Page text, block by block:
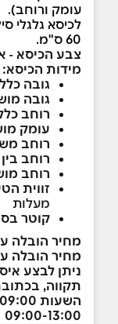
עומק ורוחב).
לכיסא גלגלי
60 ס"מ.
צבע הכיסא -
מידות הכיסא:
גובה
גובה
רוחב
עומק
רוחב
רוחב
רוחב
זווית
מעלות
קוטר
מחיר הובלה
מחיר הובלה עד
ניתן לבצע
09:00-13:00